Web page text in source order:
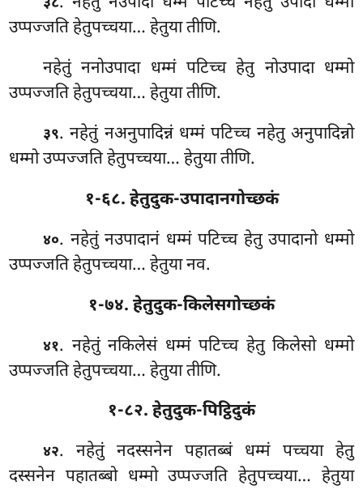
३८
उप्पज्जति हेतुपच्चया… हेतुया तीणि.
नहेतुं ननोउपादा धम्मं पटिच्च हेतु नोउपादा धम्मो
उप्पज्जति हेतुपच्चया… हेतुया तीणि.
३९. नहेतुं नअनुपादिन्नं धम्मं पटिच्च नहेतु अनुपादिन्नो
धम्मो उप्पज्जति हेतुपच्चया… हेतुया तीणि.
१-६८. हेतुदुक-उपादानगोच्छकं
४०. नहेतुं नउपादानं धम्मं पटिच्च हेतु उपादानो धम्मो
उप्पज्जति हेतुपच्चया… हेतुया नव.
१-७४. हेतुदुक-किलेसगोच्छकं
४१. नहेतुं नकिलेसं धम्मं पटिच्च हेतु किलेसो धम्मो
उप्पज्जति हेतुपच्चया… हेतुया तीणि.
१-८२. हेतुदुक-पिट्ठिदुकं
४२. नहेतुं नदस्सनेन पहातब्बं धम्मं पच्चया हेतु
दस्सनेन पहातब्बो धम्मो उप्पज्जति हेतुपच्चया… हेतुया